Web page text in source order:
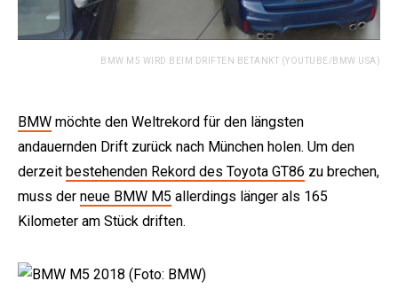
BMW M5 WIRD BEIM DRIFTEN BETANKT (YOUTUBE/BMW USA)
BMW möchte den Weltrekord für den längsten
andauernden Drift zurück nach München holen. Um den
derzeit bestehenden Rekord des Toyota GT86 zu brechen,
muss der neue BMW M5 allerdings länger als 165
Kilometer am Stück driften.